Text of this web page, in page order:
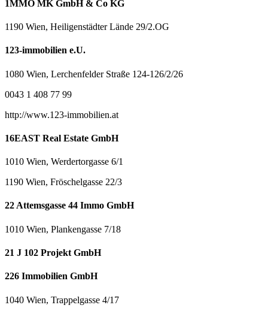
1MMO MK GmbH & Co KG
1190 Wien, Heiligenstädter Lände 29/2.OG
123-immobilien e.U.
1080 Wien, Lerchenfelder Straße 124-126/2/26
0043 1 408 77 99
http://www.123-immobilien.at
16EAST Real Estate GmbH
1010 Wien, Werdertorgasse 6/1
1190 Wien, Fröschelgasse 22/3
22 Attemsgasse 44 Immo GmbH
1010 Wien, Plankengasse 7/18
21 J 102 Projekt GmbH
226 Immobilien GmbH
1040 Wien, Trappelgasse 4/17